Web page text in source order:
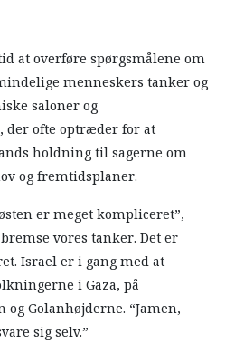
at overføre spørgsmålene om
menneskers tanker og
saloner og
der ofte optræder for at
holdning til sagerne om
og fremtidsplaner.
er meget kompliceret”,
vores tanker. Det er
Israel er i gang med at
i Gaza, på
Golanhøjderne. “Jamen,
sig selv.”